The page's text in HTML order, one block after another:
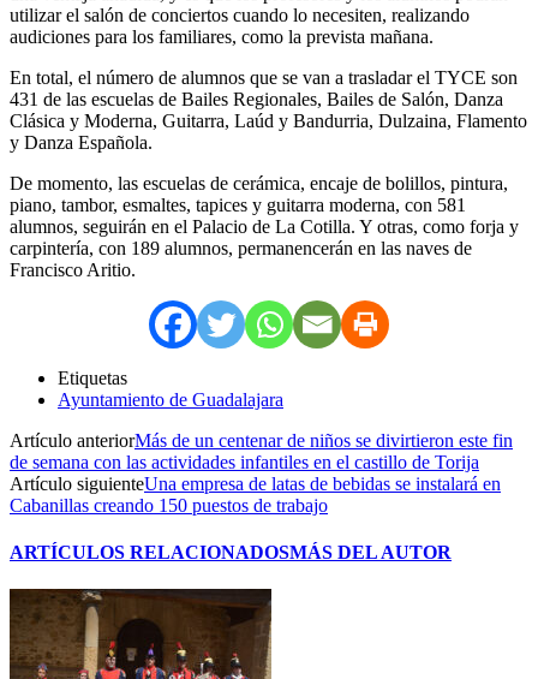
utilizar el salón de conciertos cuando lo necesiten, realizando
audiciones para los familiares, como la prevista mañana.
En total, el número de alumnos que se van a trasladar el TYCE son
431 de las escuelas de Bailes Regionales, Bailes de Salón, Danza
Clásica y Moderna, Guitarra, Laúd y Bandurria, Dulzaina, Flamento
y Danza Española.
De momento, las escuelas de cerámica, encaje de bolillos, pintura,
piano, tambor, esmaltes, tapices y guitarra moderna, con 581
alumnos, seguirán en el Palacio de La Cotilla. Y otras, como forja y
carpintería, con 189 alumnos, permanencerán en las naves de
Francisco Aritio.
Etiquetas
Ayuntamiento de Guadalajara
Artículo anteriorMás de un centenar de niños se divirtieron este fin
de semana con las actividades infantiles en el castillo de Torija
Artículo siguienteUna empresa de latas de bebidas se instalará en
Cabanillas creando 150 puestos de trabajo
ARTÍCULOS RELACIONADOSMÁS DEL AUTOR